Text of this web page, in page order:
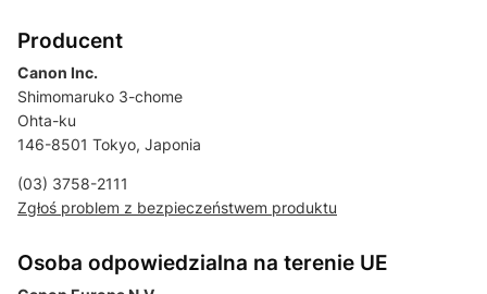
Producent
Canon Inc.
Shimomaruko 3-chome
Ohta-ku
146-8501 Tokyo, Japonia
(03) 3758-2111
Zgłoś problem z bezpieczeństwem produktu
Osoba odpowiedzialna na terenie UE